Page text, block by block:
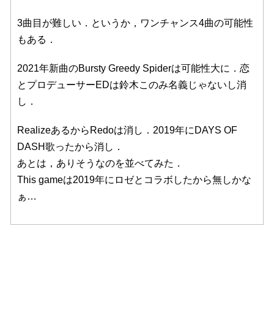
3曲目が難しい．というか，ワンチャンス4曲の可能性
もある．
2021年新曲のBursty Greedy Spiderは可能性大に．恋
とプロデューサーEDは鈴木このみ名義じゃないし消
し．
RealizeあるからRedoは消し．2019年にDAYS OF
DASH歌ったから消し．
あとは，ありそうなのを並べてみた．
This gameは2019年にロゼとコラボしたから無しかな
ぁ…